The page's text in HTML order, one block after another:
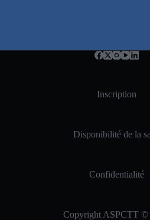
Inscription
Disponibilité de la
Confidentialité
Copyright ASPCTT ©